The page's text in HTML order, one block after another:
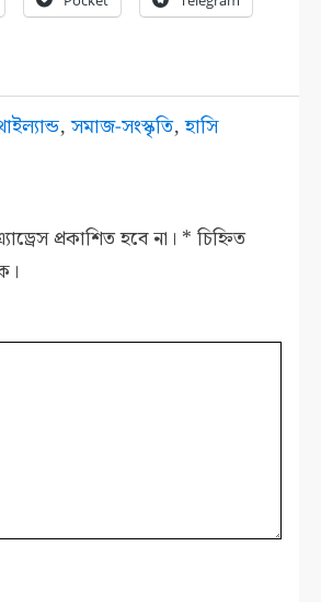
,সমাজ-সংস্কৃতি,হাসি
প্রকাশিত হবে না। * চিহ্নিত